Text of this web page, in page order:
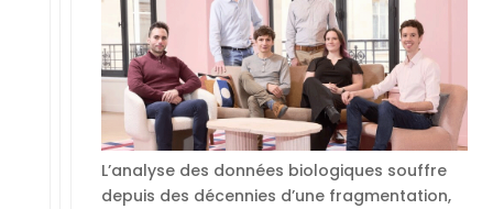
L’analyse des données biologiques souffre
depuis des décennies d’une fragmentation,